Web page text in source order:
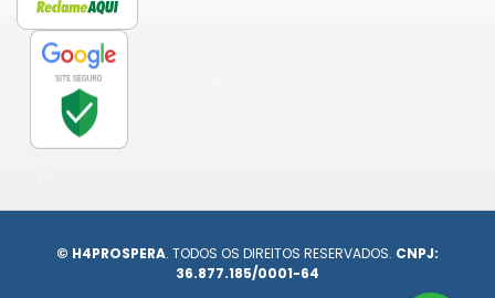
© H4PROSPERA. TODOS OS DIREITOS RESERVADOS. CNPJ:
36.877.185/0001-64